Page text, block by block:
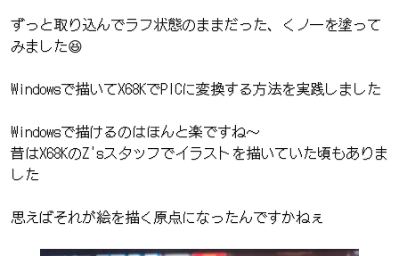
ずっと取り込んでラフ状態のままだった、くノ一を塗って
みました😆
Windowsで描いてX68KでPICに変換する方法を実践しました
Windowsで描けるのはほんと楽ですね～
昔はX68KのZ'sスタッフでイラストを描いていた頃もありま
した
思えばそれが絵を描く原点になったんですかねぇ